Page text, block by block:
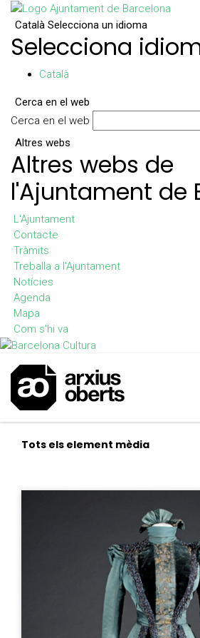
Català Selecciona un idioma
Selecciona
Català
Cerca en el web
Cerca en el web
Altres webs
Altres webs de
l'Ajuntament de
L'Ajuntament
Contacte
Tràmits
Treballa a l'Ajuntament
Notícies
Agenda
Mapa
Com s'hi va
Tots els element mèdia